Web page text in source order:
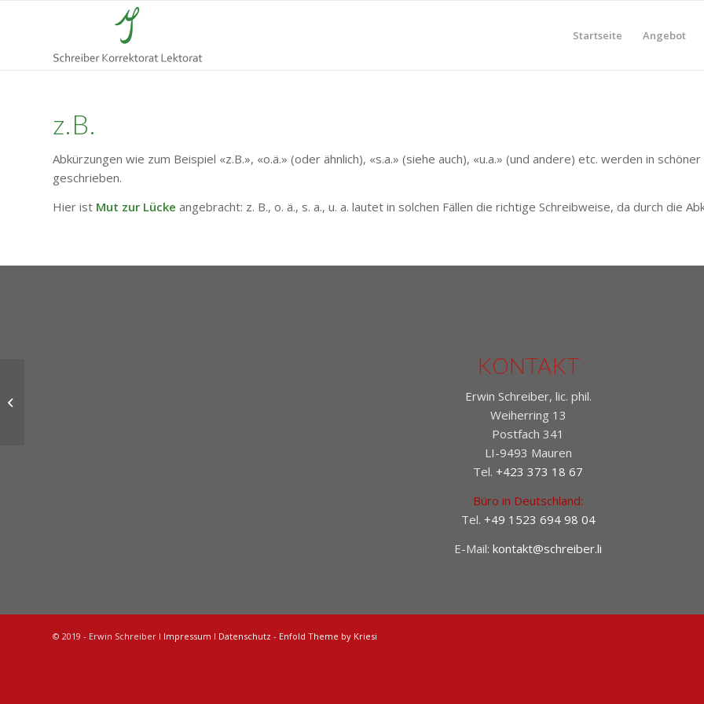
Startseite Angebot
z.B.
Abkürzungen wie zum Beispiel «z.B.», «o.ä.» (oder ähnlich), «s.a.» (siehe auch), «u.a.» (und andere) etc. werden in
geschrieben.
Hier ist Mut zur Lücke angebracht: z. B., o. ä., s. a., u. a. lautet in solchen Fällen die richtige Schreibweise, da durch die
KONTAKT
Erwin Schreiber, lic. phil.
Weiherring 13
Postfach 341
LI-9493 Mauren
Tel. +423 373 18 67
Büro in Deutschland:
Tel. +49 1523 694 98 04
E-Mail: kontakt@schreiber.li
© 2019 - Erwin Schreiber I Impressum I Datenschutz - Enfold Theme by Kriesi